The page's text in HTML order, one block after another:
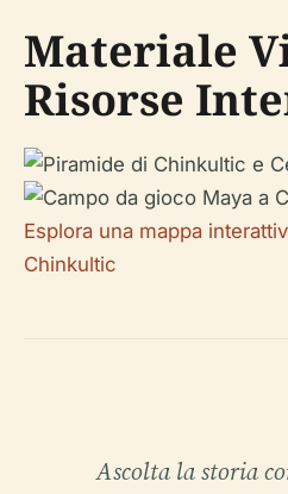
Materiale
Risorse
Esplora una mappa
Chinkultic
Ascolta la storia